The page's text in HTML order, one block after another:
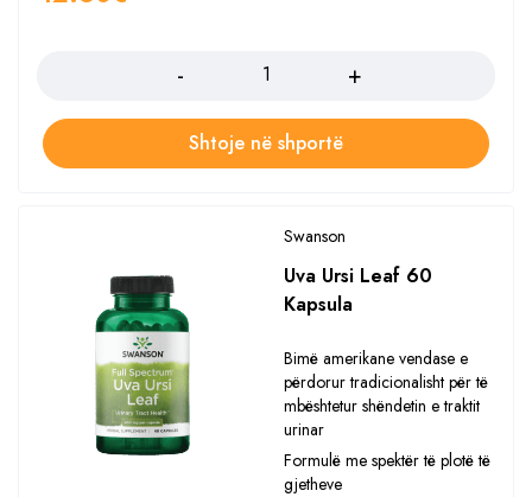
Shtoje në shportë
Swanson
Uva Ursi Leaf 60
Kapsula
Bimë amerikane vendase e
përdorur tradicionalisht për të
mbështetur shëndetin e traktit
urinar
Formulë me spektër të plotë të
gjetheve